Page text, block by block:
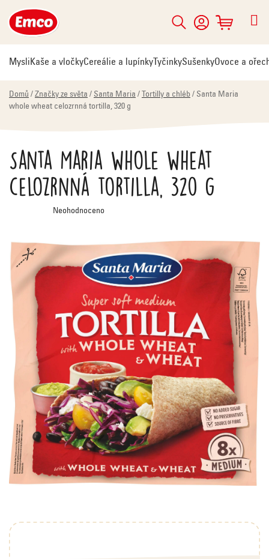
na
obsah
Hledat
NÁKUPNÍ
KOŠÍK
MysliKaše a vločkyCereálie a lupínky TyčinkySušenkyOvoce a
Domů / Značky ze světa / Santa Maria / Tortilly a chléb / Santa Maria
whole wheat celozrnná tortilla, 320 g
Santa Maria whole wheat
celozrnná tortilla, 320 g
Průměrné
hodnocení
5
Neohodnoceno